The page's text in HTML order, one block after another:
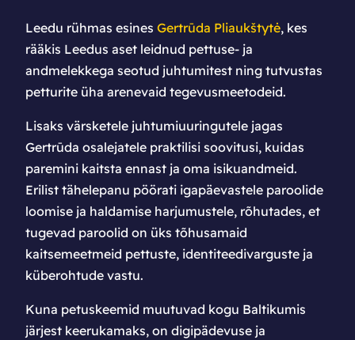
Leedu rühmas esines Gertrūda Pliaukštytė, kes
rääkis Leedus aset leidnud pettuse- ja
andmelekkega seotud juhtumitest ning tutvustas
petturite üha arenevaid tegevusmeetodeid.
Lisaks värsketele juhtumiuuringutele jagas
Gertrūda osalejatele praktilisi soovitusi, kuidas
paremini kaitsta ennast ja oma isikuandmeid.
Erilist tähelepanu pöörati igapäevastele paroolide
loomise ja haldamise harjumustele, rõhutades, et
tugevad paroolid on üks tõhusamaid
kaitsemeetmeid pettuste, identiteedivarguste ja
küberohtude vastu.
Kuna petuskeemid muutuvad kogu Baltikumis
järjest keerukamaks, on digipädevuse ja